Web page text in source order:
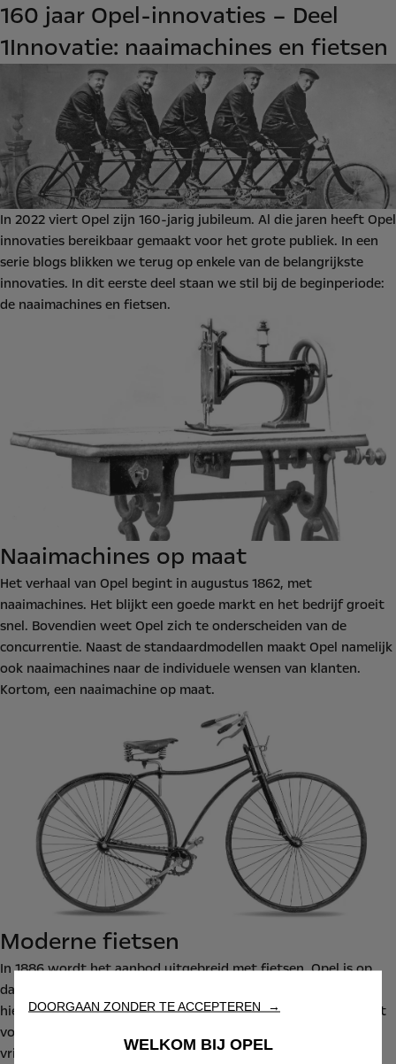
160 jaar Opel-innovaties – Deel
1Innovatie: naaimachines en fietsen
In 2022 viert Opel zijn 160-jarig jubileum. Al die jaren heeft Opel
innovaties bereikbaar gemaakt voor het grote publiek. In een
serie blogs blikken we terug op enkele van de belangrijkste
innovaties. In dit eerste deel staan we stil bij de beginperiode:
de naaimachines en fietsen.
Naaimachines op maat
Het verhaal van Opel begint in augustus 1862, met
naaimachines. Het blijkt een goede markt en het bedrijf groeit
snel. Bovendien weet Opel zich te onderscheiden van de
concurrentie. Naast de standaardmodellen maakt Opel namelijk
ook naaimachines naar de individuele wensen van klanten.
Kortom, een naaimachine op maat.
Moderne fietsen
In 1886 wordt het aanbod uitgebreid met fietsen. Opel is op
dat moment een van de eerste Duitse fietsfabrikanten. Ook
hierbij onderscheidt Opel zich, door fietsen te produceren met
voor die tijd moderne zaken als luchtbanden, kogellagers en
vrijloopnaven. Als publiciteitsstunt wordt zelfs een
DOORGAAN ZONDER TE ACCEPTEREN →
WELKOM BIJ OPEL